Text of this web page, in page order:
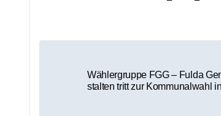
Wählergruppe FGG – Fulda
stalten tritt zur Kommunalwahl